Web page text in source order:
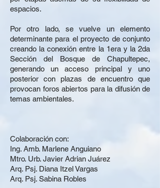
espacios.
Por otro lado, se vuelve un elemento
determinante para el proyecto de conjunto
creando la conexión entre la 1era y la 2da
Sección del Bosque de Chapultepec,
generando un acceso principal y uno
posterior con plazas de encuentro que
provocan foros abiertos para la difusión de
temas ambientales.
Colaboración con:
Ing. Amb. Marlene Anguiano
Mtro. Urb. Javier Adrian Juárez
Arq. Psj. Diana Itzel Vargas
Arq. Psj. Sabina Robles